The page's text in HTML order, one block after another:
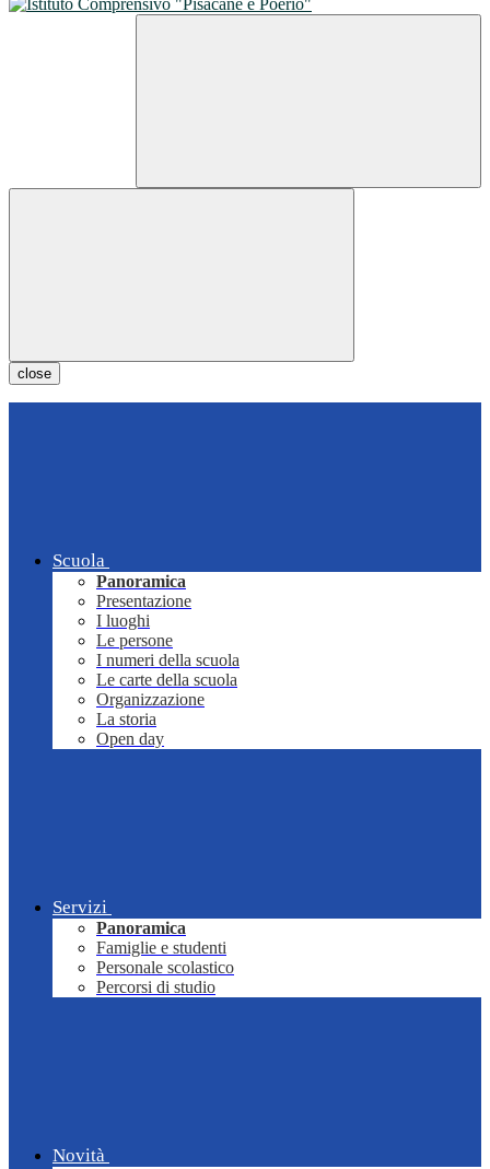
close
Scuola
Panoramica
Presentazione
I luoghi
Le persone
I numeri della scuola
Le carte della scuola
Organizzazione
La storia
Open day
Servizi
Panoramica
Famiglie e studenti
Personale scolastico
Percorsi di studio
Novità